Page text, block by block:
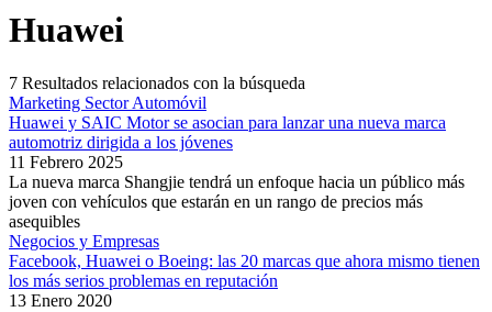
Huawei
7 Resultados relacionados con la búsqueda
Marketing Sector Automóvil
Huawei y SAIC Motor se asocian para lanzar una nueva marca
automotriz dirigida a los jóvenes
11 Febrero 2025
La nueva marca Shangjie tendrá un enfoque hacia un público más
joven con vehículos que estarán en un rango de precios más
asequibles
Negocios y Empresas
Facebook, Huawei o Boeing: las 20 marcas que ahora mismo tienen
los más serios problemas en reputación
13 Enero 2020